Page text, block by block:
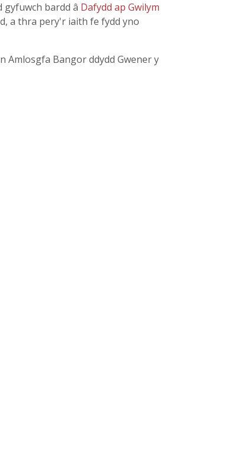
bardd â Dafydd ap Gwilym
a thra pery'r iaith fe fydd yno
Amlosgfa Bangor ddydd Gwener y